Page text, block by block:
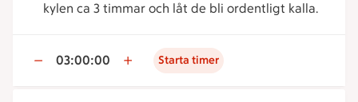
kylen ca 3 timmar och låt de bli ordentligt kalla.
03:00:00 Starta timer